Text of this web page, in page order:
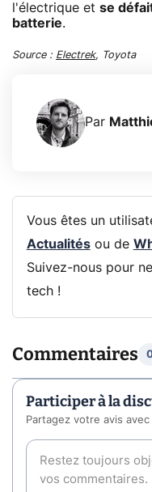
l'électrique et se
batterie.
Source : Electrek, Toyota
Par
Vous êtes un
Actualitésou de
Suivez-nous pour
tech !
Commentaires
Participer à la
Partagez votre avis